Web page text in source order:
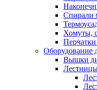
Спирали
Хомуты,
Оборудование
Вышки